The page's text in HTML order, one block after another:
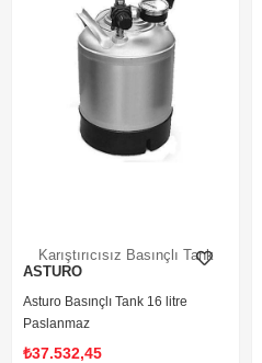
Karıştırıcısız Basınçlı Tank
ASTURO
Asturo Basınçlı Tank 16 litre
Paslanmaz
₺37.532,45